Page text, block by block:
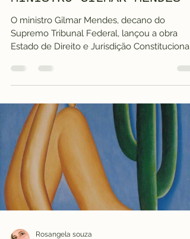
O ministro Gilmar Mendes, decano do
Supremo Tribunal Federal, lançou a obra
Estado de Direito e Jurisdição Constitucional
realizada no dia 16 de junho, em Brasília (DF).
Ministro do STF Gilmar Mendes recebe o
Alckmin O ministro do Supremo Tribunal
Federal, Gilmar Mendes, recebeu em Brasília
o vice-presidente da República, Geraldo
Alckmin, em ocasião institucional ligada à
noite de autógrafos do livro
Rosangela souza